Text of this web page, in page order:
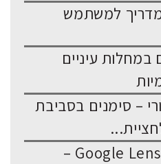
מדריך למשתמש
במחלות עיניים
– סימנים בסביבת
יישומון (אפליקציית) Google Lens –